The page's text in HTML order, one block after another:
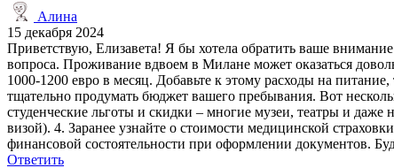
Алина
15 декабря 2024
Приветствую, Елизавета! Я бы хотела обратить ваше
вопроса. Проживание вдвоем в Милане может оказаться
1000-1200 евро в месяц. Добавьте к этому расходы на
тщательно продумать бюджет вашего пребывания. Вот
студенческие льготы и скидки – многие музеи, театры и
визой). 4. Заранее узнайте о стоимости медицинской
финансовой состоятельности при оформлении документов.
Ответить